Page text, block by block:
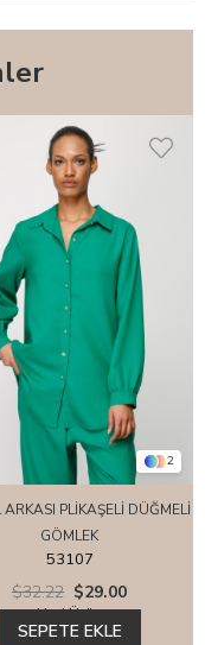
2
ARKASI PLİKAŞELİ DÜĞMELİ
GÖMLEK
53107
$29.00
$32.22
SEPETE EKLE
Yeni Ürün